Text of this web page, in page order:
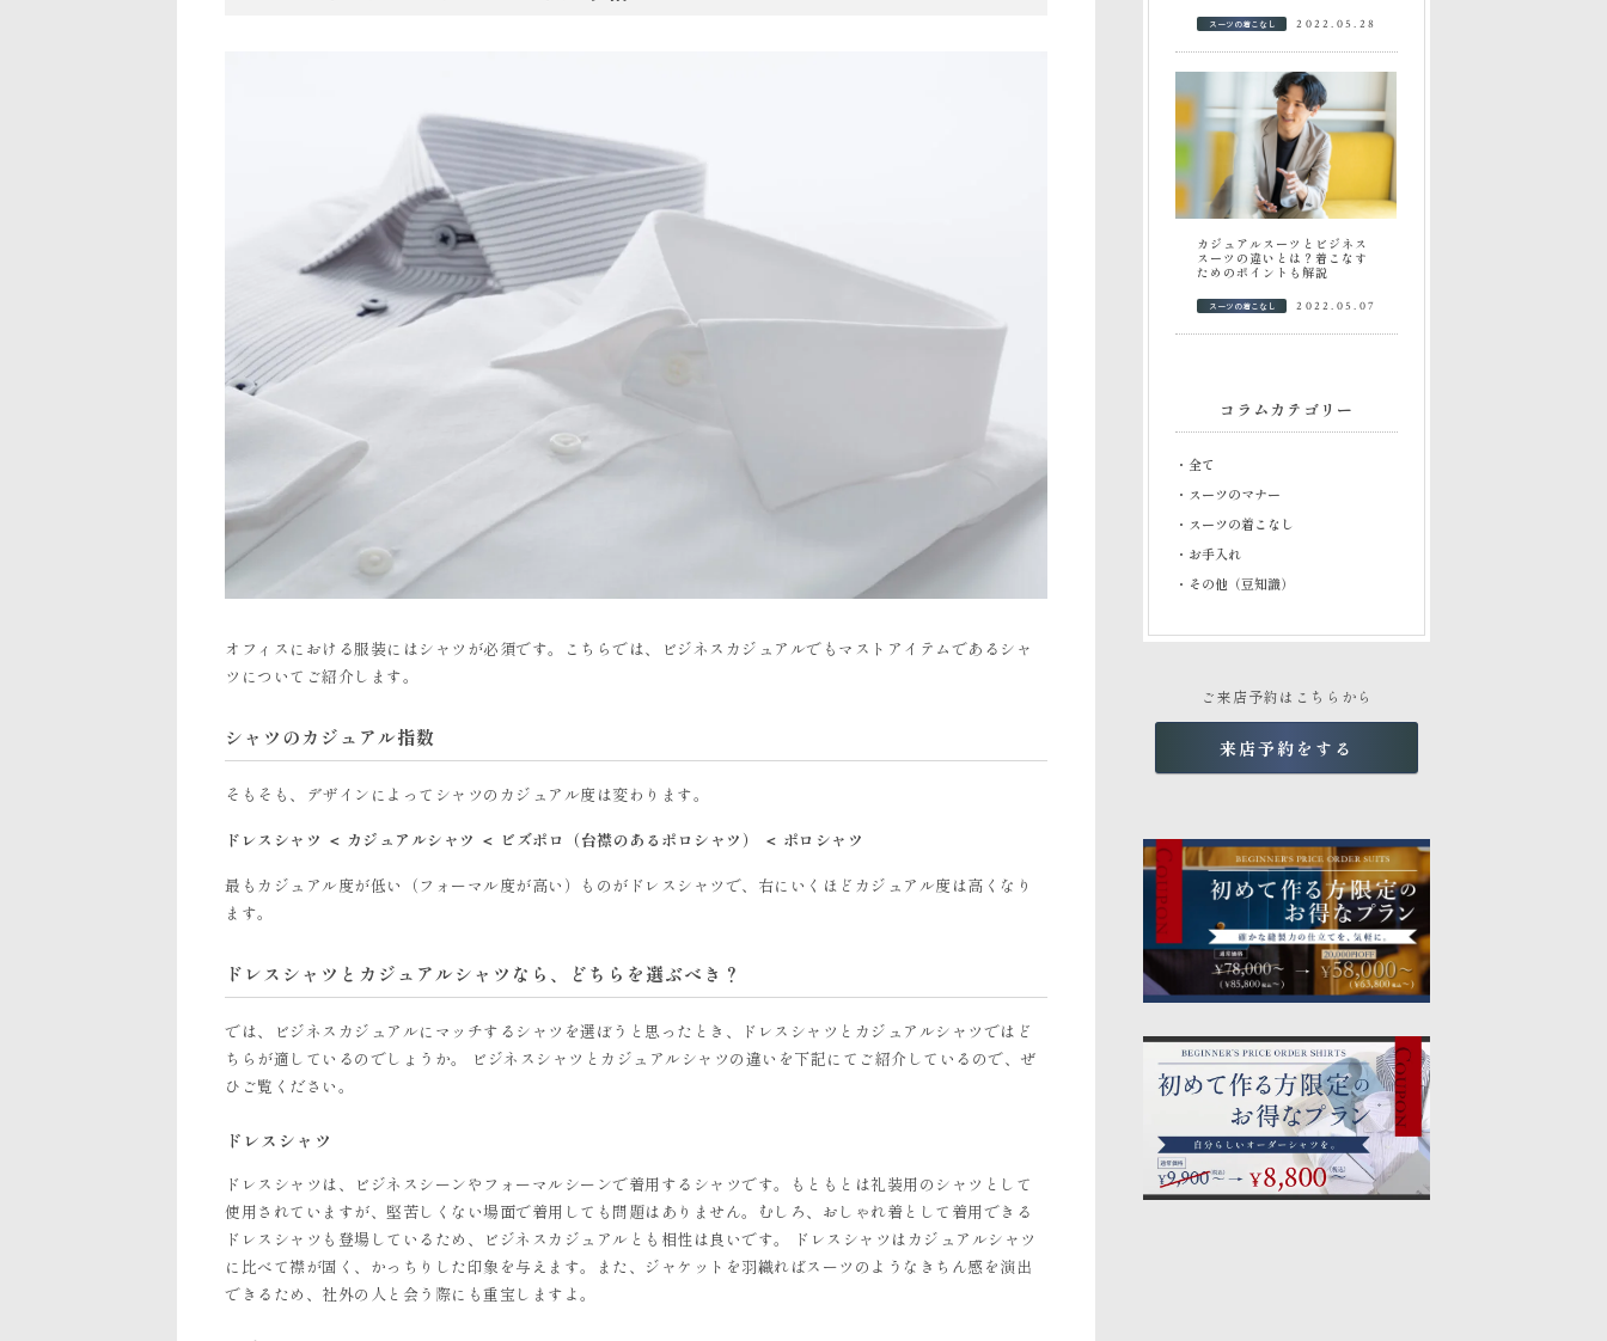
オフィスにおける服装にはシャツが必須です。こちらでは、ビジネスカジュアルでもマストアイテムであるシャ
ツについてご紹介します。
シャツのカジュアル指数
そもそも、デザインによってシャツのカジュアル度は変わります。
ドレスシャツ ＜ カジュアルシャツ ＜ ビズポロ（台襟のあるポロシャツ） ＜ ポロシャツ
最もカジュアル度が低い（フォーマル度が高い）ものがドレスシャツで、右にいくほどカジュアル度は高くなり
ます。
ドレスシャツとカジュアルシャツなら、どちらを選ぶべき？
では、ビジネスカジュアルにマッチするシャツを選ぼうと思ったとき、ドレスシャツとカジュアルシャツではど
ちらが適しているのでしょうか。 ビジネスシャツとカジュアルシャツの違いを下記にてご紹介しているので、ぜ
ひご覧ください。
ドレスシャツ
ドレスシャツは、ビジネスシーンやフォーマルシーンで着用するシャツです。もともとは礼装用のシャツとして
使用されていますが、堅苦しくない場面で着用しても問題はありません。むしろ、おしゃれ着として着用できる
ドレスシャツも登場しているため、ビジネスカジュアルとも相性は良いです。 ドレスシャツはカジュアルシャツ
に比べて襟が固く、かっちりした印象を与えます。また、ジャケットを羽織ればスーツのようなきちん感を演出
できるため、社外の人と会う際にも重宝しますよ。
スーツの着こなし 2022.05.28
カジュアルスーツとビジネス
スーツの違いとは？着こなす
ためのポイントも解説
スーツの着こなし 2022.05.07
コラムカテゴリー
・全て
・スーツのマナー
・スーツの着こなし
・お手入れ
・その他（豆知識）
ご来店予約はこちらから
来店予約をする